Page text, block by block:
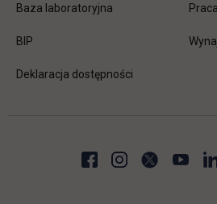
Baza laboratoryjna
BIP
Deklaracja dostępności
Praca